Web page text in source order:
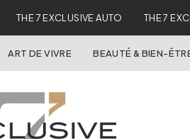
THE 7 EXCLUSIVE AUTO THE 7
ART DE VIVRE BEAUTÉ & BIEN-